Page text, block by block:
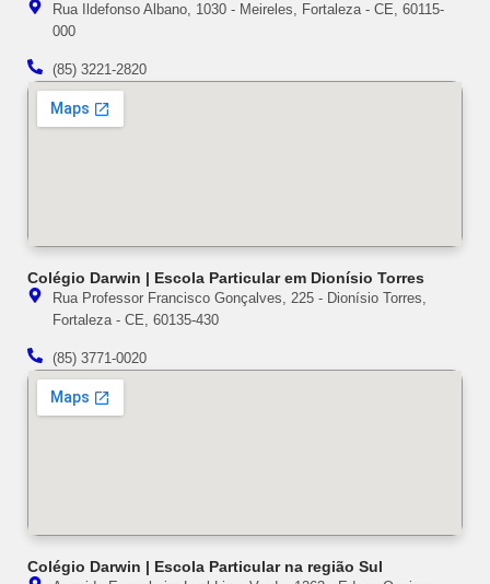
Rua Ildefonso Albano, 1030 - Meireles, Fortaleza - CE, 60115-
000
(85) 3221-2820
Colégio Darwin | Escola Particular em Dionísio Torres
Rua Professor Francisco Gonçalves, 225 - Dionísio Torres,
Fortaleza - CE, 60135-430
(85) 3771-0020
Colégio Darwin | Escola Particular na região Sul